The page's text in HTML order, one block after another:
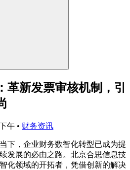
革新发票审核机制，引
午 • 财务资讯
下，企业财务数智化转型已成为提
发展的必由之路。北京合思信息技
化领域的开拓者，凭借创新的解决